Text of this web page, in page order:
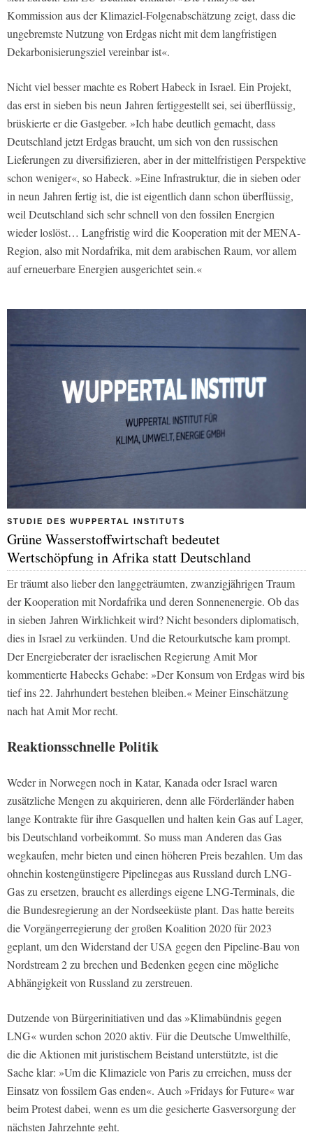
Kommission aus der Klimaziel-Folgenabschätzung zeigt, dass die
ungebremste Nutzung von Erdgas nicht mit dem langfristigen
Dekarbonisierungsziel vereinbar ist«.
Nicht viel besser machte es Robert Habeck in Israel. Ein Projekt,
das erst in sieben bis neun Jahren fertiggestellt sei, sei überflüssig,
brüskierte er die Gastgeber. »Ich habe deutlich gemacht, dass
Deutschland jetzt Erdgas braucht, um sich von den russischen
Lieferungen zu diversifizieren, aber in der mittelfristigen Perspektive
schon weniger«, so Habeck. »Eine Infrastruktur, die in sieben oder
in neun Jahren fertig ist, die ist eigentlich dann schon überflüssig,
weil Deutschland sich sehr schnell von den fossilen Energien
wieder loslöst… Langfristig wird die Kooperation mit der MENA-
Region, also mit Nordafrika, mit dem arabischen Raum, vor allem
auf erneuerbare Energien ausgerichtet sein.«
STUDIE DES WUPPERTAL INSTITUTS
Grüne Wasserstoffwirtschaft bedeutet
Wertschöpfung in Afrika statt Deutschland
Er träumt also lieber den langgeträumten, zwanzigjährigen Traum
der Kooperation mit Nordafrika und deren Sonnenenergie. Ob das
in sieben Jahren Wirklichkeit wird? Nicht besonders diplomatisch,
dies in Israel zu verkünden. Und die Retourkutsche kam prompt.
Der Energieberater der israelischen Regierung Amit Mor
kommentierte Habecks Gehabe: »Der Konsum von Erdgas wird bis
tief ins 22. Jahrhundert bestehen bleiben.« Meiner Einschätzung
nach hat Amit Mor recht.
Reaktionsschnelle Politik
Weder in Norwegen noch in Katar, Kanada oder Israel waren
zusätzliche Mengen zu akquirieren, denn alle Förderländer haben
lange Kontrakte für ihre Gasquellen und halten kein Gas auf Lager,
bis Deutschland vorbeikommt. So muss man Anderen das Gas
wegkaufen, mehr bieten und einen höheren Preis bezahlen. Um das
ohnehin kostengünstigere Pipelinegas aus Russland durch LNG-
Gas zu ersetzen, braucht es allerdings eigene LNG-Terminals, die
die Bundesregierung an der Nordseeküste plant. Das hatte bereits
die Vorgängerregierung der großen Koalition 2020 für 2023
geplant, um den Widerstand der USA gegen den Pipeline-Bau von
Nordstream 2 zu brechen und Bedenken gegen eine mögliche
Abhängigkeit von Russland zu zerstreuen.
Dutzende von Bürgerinitiativen und das »Klimabündnis gegen
LNG« wurden schon 2020 aktiv. Für die Deutsche Umwelthilfe,
die die Aktionen mit juristischem Beistand unterstützte, ist die
Sache klar: »Um die Klimaziele von Paris zu erreichen, muss der
Einsatz von fossilem Gas enden«. Auch »Fridays for Future« war
beim Protest dabei, wenn es um die gesicherte Gasversorgung der
nächsten Jahrzehnte geht.